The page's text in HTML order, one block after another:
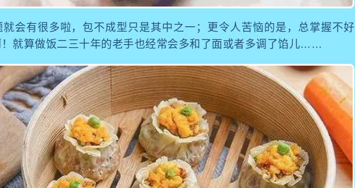
就会有很多啦，包不成型只是其中之一；更令人苦恼的是，总掌握不好
就算做饭二三十年的老手也经常会多和了面或者多调了馅儿……